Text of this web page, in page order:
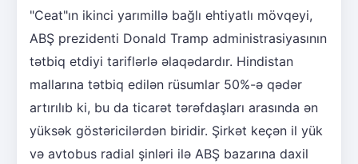
"Ceat"ın ikinci yarımillə bağlı ehtiyatlı mövqeyi,
ABŞ prezidenti Donald Tramp administrasiyasının
tətbiq etdiyi tariflərlə əlaqədardır. Hindistan
mallarına tətbiq edilən rüsumlar 50%-ə qədər
artırılıb ki, bu da ticarət tərəfdaşları arasında ən
yüksək göstəricilərdən biridir. Şirkət keçən il yük
və avtobus radial şinləri ilə ABŞ bazarına daxil